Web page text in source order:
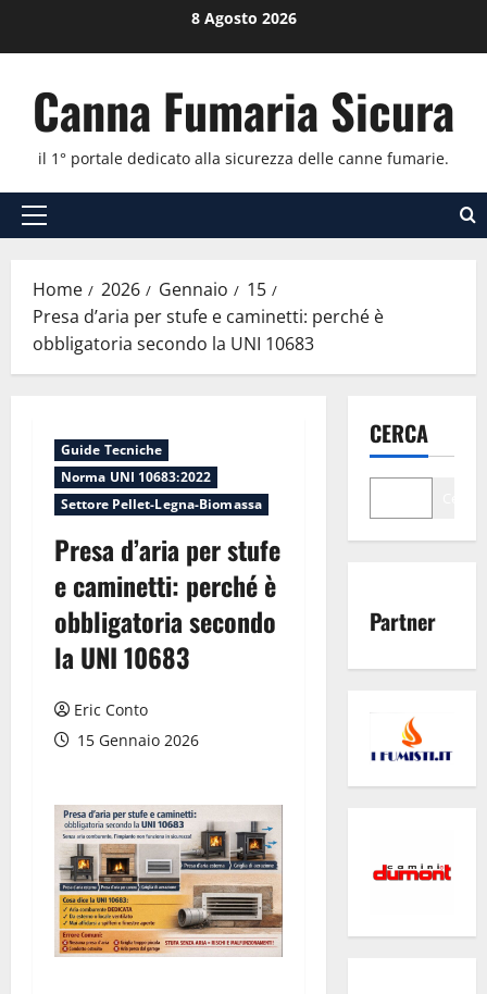
8 Agosto 2026
Canna Fumaria Sicura
il 1° portale dedicato alla sicurezza delle canne fumarie.
Menu
Home 2026 Gennaio
15
Presa d’aria per stufe e caminetti: perché è
obbligatoria secondo la UNI 10683
Guide Tecniche
Norma UNI 10683:2022
Settore Pellet-Legna-Biomassa
Presa d’aria per stufe
e caminetti: perché è
obbligatoria secondo
la UNI 10683
Eric Conto
15 Gennaio 2026
CERCA
Partner